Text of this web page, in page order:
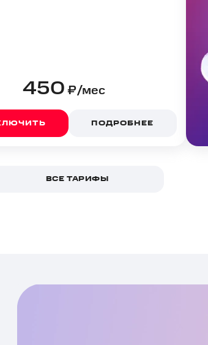
450 ₽/мес
ПОДРОБНЕЕ
ВСЕ ТАРИФЫ